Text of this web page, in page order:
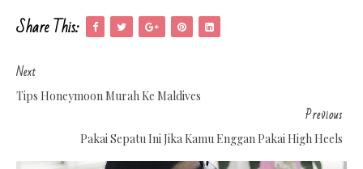
Share This:
Next
Tips Honeymoon Murah Ke Maldives
Previous
Pakai Sepatu Ini Jika Kamu Enggan Pakai High Heels